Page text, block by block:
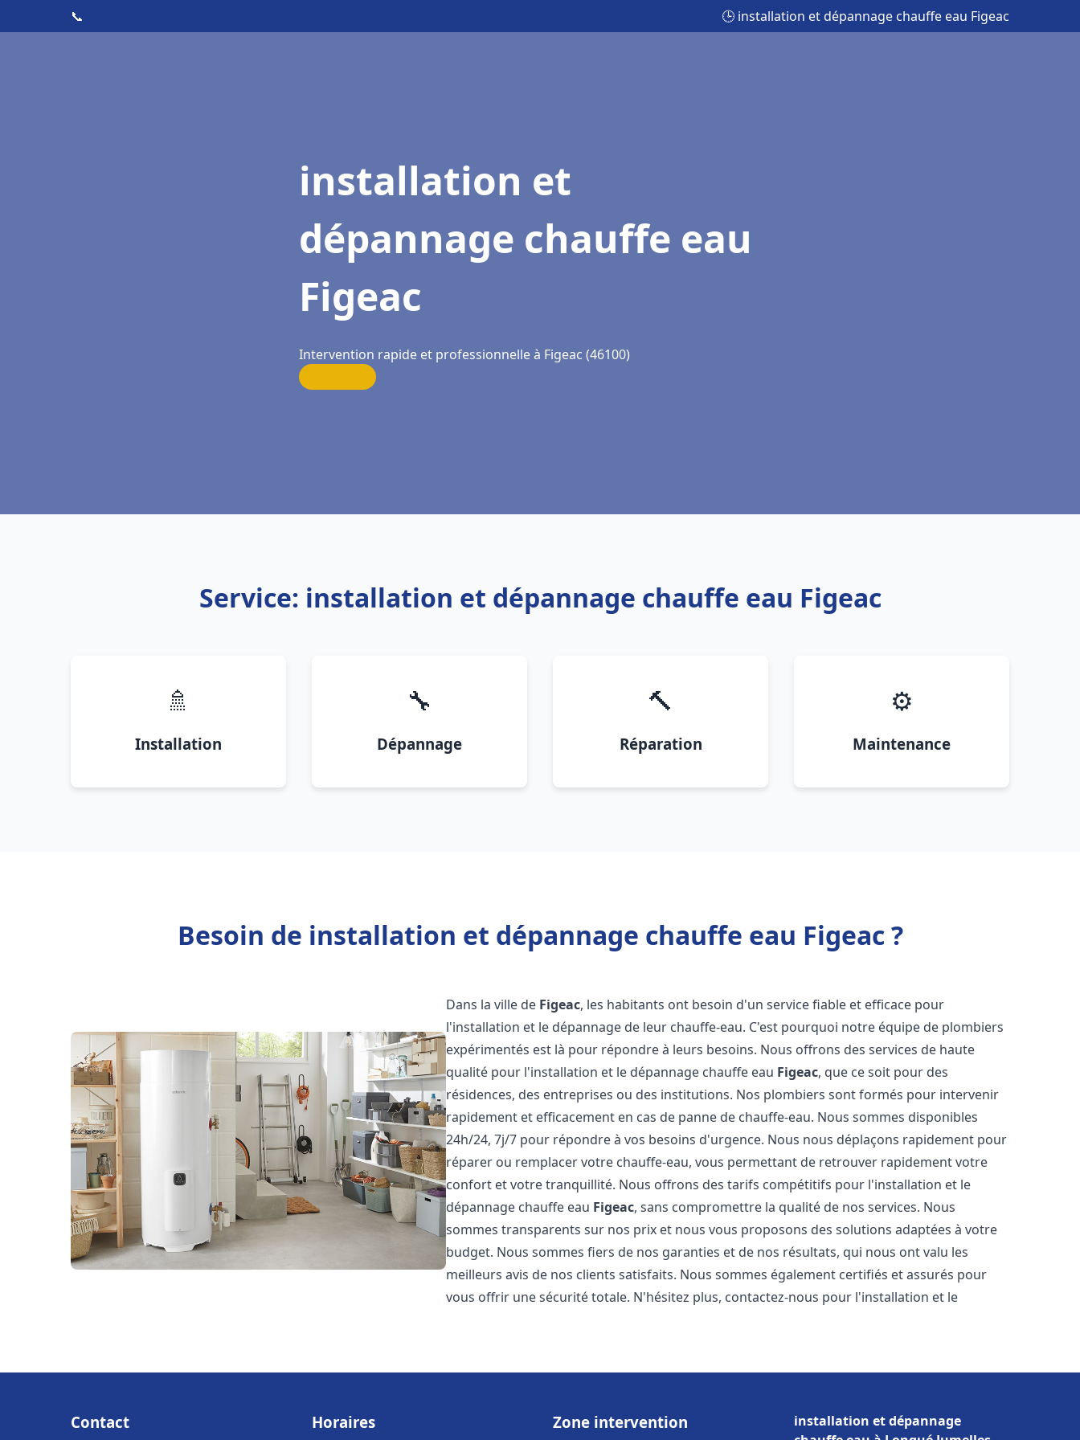
📞 🕒 installation et dépannage chauffe eau Figeac
installation et
dépannage chauffe eau
Figeac
Intervention rapide et professionnelle à Figeac (46100)
Service: installation et dépannage chauffe eau Figeac
🚿
Installation
🔧
Dépannage
🔨
Réparation
⚙️
Maintenance
Besoin de installation et dépannage chauffe eau Figeac ?
Dans la ville de Figeac, les habitants ont besoin d'un service fiable et efficace pour
l'installation et le dépannage de leur chauffe-eau. C'est pourquoi notre équipe de plombiers
expérimentés est là pour répondre à leurs besoins. Nous offrons des services de haute
qualité pour l'installation et le dépannage chauffe eau Figeac, que ce soit pour des
résidences, des entreprises ou des institutions. Nos plombiers sont formés pour intervenir
rapidement et efficacement en cas de panne de chauffe-eau. Nous sommes disponibles
24h/24, 7j/7 pour répondre à vos besoins d'urgence. Nous nous déplaçons rapidement pour
réparer ou remplacer votre chauffe-eau, vous permettant de retrouver rapidement votre
confort et votre tranquillité. Nous offrons des tarifs compétitifs pour l'installation et le
dépannage chauffe eau Figeac, sans compromettre la qualité de nos services. Nous
sommes transparents sur nos prix et nous vous proposons des solutions adaptées à votre
budget. Nous sommes fiers de nos garanties et de nos résultats, qui nous ont valu les
meilleurs avis de nos clients satisfaits. Nous sommes également certifiés et assurés pour
vous offrir une sécurité totale. N'hésitez plus, contactez-nous pour l'installation et le
Contact Horaires Zone intervention
installation et dépannage